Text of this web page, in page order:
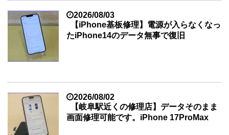
2026/08/03
【iPhone基板修理】電源が入らなくなっ
たiPhone14のデータ無事で復旧
2026/08/02
【岐阜駅近くの修理店】データそのまま
画面修理可能です。iPhone 17ProMax